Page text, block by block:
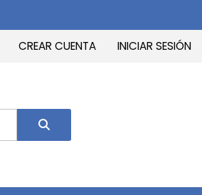
CREAR CUENTA INICIAR SESIÓN